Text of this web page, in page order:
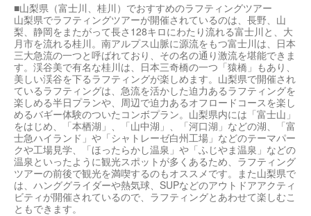
■山梨県（富士川、桂川）でおすすめのラフティングツアー
山梨県でラフティングツアーが開催されているのは、長野、山
梨、静岡をまたがって長さ128キロにわたり流れる富士川と、大
月市を流れる桂川。南アルプス山脈に源流をもつ富士川は、日本
三大急流の一つと呼ばれており、その名の通り激流を堪能できま
す。渓谷美で有名な桂川は、日本三奇橋の一つ「猿橋」もあり、
美しい渓谷を下るラフティングが楽しめます。山梨県で開催され
ているラフティングは、急流を活かした迫力あるラフティングを
楽しめる半日プランや、周辺で迫力あるオフロードコースを楽し
めるバギー体験のついたコンボプラン。山梨県内には「富士山」
をはじめ、「本栖湖」、「山中湖」、「河口湖」などの湖、「富
士急ハイランド」や「シャトレーゼ白州工場」などのテーマパー
クや工場見学、「ほったらかし温泉」や「ふじやま温泉」などの
温泉といったように観光スポットが多くあるため、ラフティング
ツアーの前後で観光を満喫するのもオススメです。また山梨県で
は、ハンググライダーや熱気球、SUPなどのアウトドアアクティ
ビティが開催されているので、ラフティングとあわせて楽しむこ
ともできます。